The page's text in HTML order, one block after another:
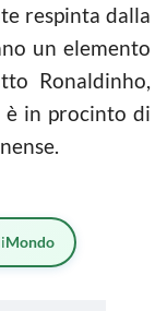
respinta dalla
un elemento
Ronaldinho,
è in procinto di
Mondo